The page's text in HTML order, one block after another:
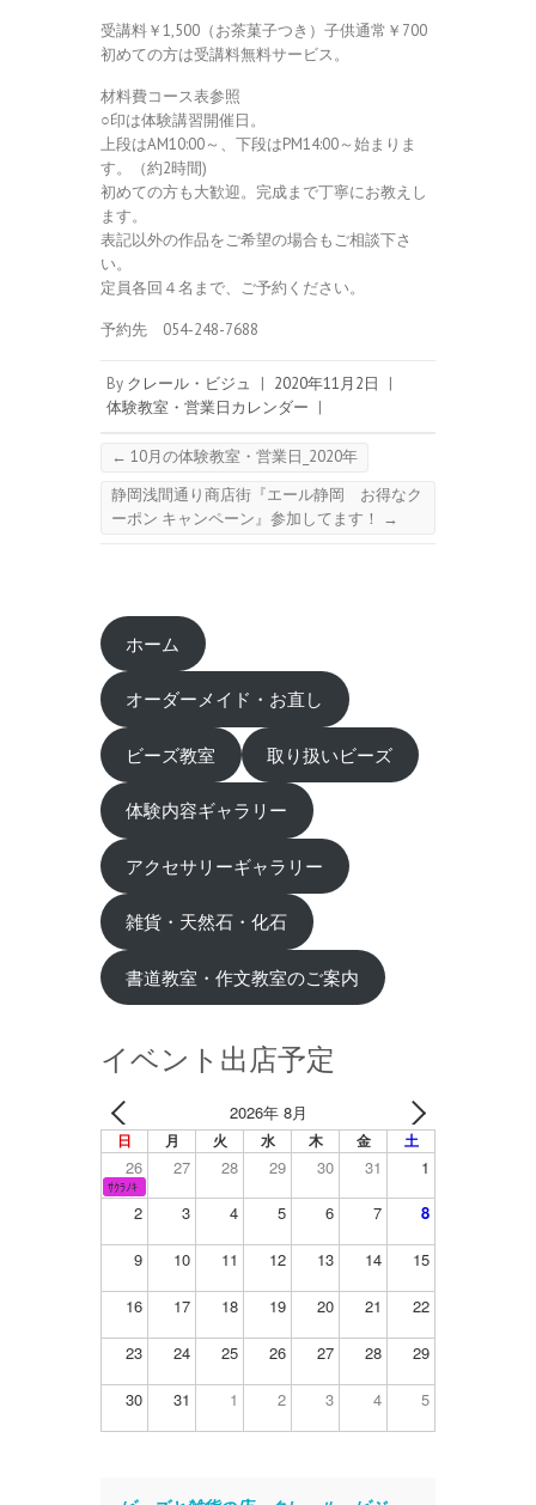
受講料￥1,500（お茶菓子つき）子供通常￥700
初めての方は受講料無料サービス。
材料費コース表参照
○印は体験講習開催日。
上段はAM10:00～、下段はPM14:00～始まりま
す。（約2時間)
初めての方も大歓迎。完成まで丁寧にお教えし
ます。
表記以外の作品をご希望の場合もご相談下さ
い。
定員各回４名まで、ご予約ください。
予約先 054-248-7688
By クレール・ビジュ | 2020年11月2日
|
体験教室・営業日カレンダー |
← 10月の体験教室・営業日_2020年
静岡浅間通り商店街『エール静岡 お得なク
ーポン キャンペーン』参加してます！
→
ホーム
オーダーメイド・お直し
ビーズ教室 取り扱いビーズ
体験内容ギャラリー
アクセサリーギャラリー
雑貨・天然石・化石
書道教室・作文教室のご案内
イベント出店予定
2026年 8月
日 月 火 水 木 金 土
26 27 28 29 30 31 1
ｻｸﾗﾉｷ
2 3 4 5 6 7 8
9 10 11 12 13 14 15
16 17 18 19 20 21 22
23 24 25 26 27 28 29
30 31 1 2 3 4 5